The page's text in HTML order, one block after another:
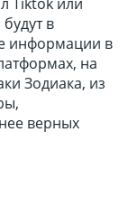
в
информации в
на
Зодиака, из
верных